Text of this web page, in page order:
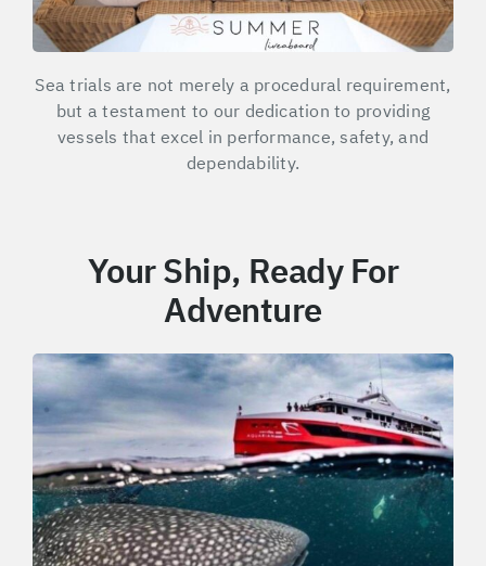
Sea trials are not merely a procedural requirement,
but a testament to our dedication to providing
vessels that excel in performance, safety, and
dependability.
Your Ship, Ready For
Adventure